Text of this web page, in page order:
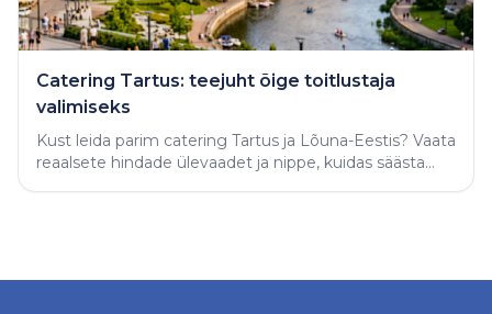
Catering Tartus: teejuht õige toitlustaja
valimiseks
Kust leida parim catering Tartus ja Lõuna-Eestis? Vaata
reaalsete hindade ülevaadet ja nippe, kuidas säästa